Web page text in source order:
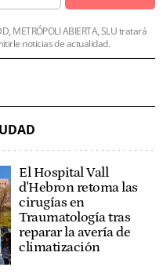
METRÓPOLI ABIERTA, SLU tratará
noticias de actualidad.
El Hospital Vall
d'Hebron retoma las
cirugías en
Traumatología tras
reparar la avería de
climatización